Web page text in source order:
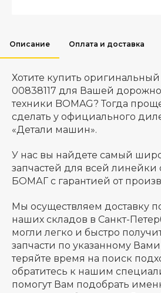
Описание Оплата и доставка
Хотите купить
00838117 для Вашей
техники BOMAG? Тогда
сделать у официального
«Детали машин».
У нас вы найдете самый
запчастей для всей линейки
БОМАГ с гарантией от
Мы осуществляем доставку
наших складов в Санкт-
могли легко и быстро
запчасти по указанному
теряйте время на поиск
обратитесь к нашим
помогут Вам подобрать